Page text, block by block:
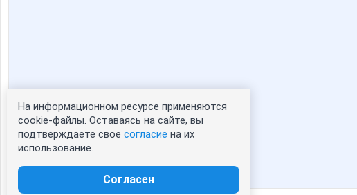
Статистика портрета:
сейчас просматривают портрет - 0
зарегистрированные пользователи
На информационном ресурсе применяются
cookie-файлы. Оставаясь на сайте, вы
подтверждаете свое согласие на их
использование.
Согласен